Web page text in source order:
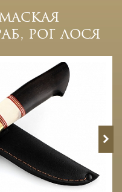
рог лося